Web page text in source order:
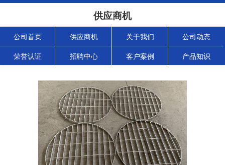
供应商机
公司首页 供应商机 关于我们 公司动态
荣誉认证 招聘中心 客户案例 产品知识